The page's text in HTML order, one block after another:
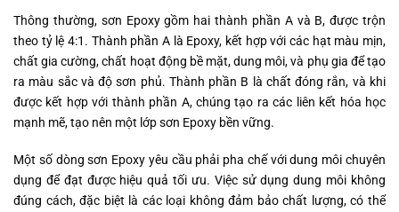
Thông thường, sơn Epoxy gồm hai thành phần A và B, được trộn
theo tỷ lệ 4:1. Thành phần A là Epoxy, kết hợp với các hạt màu mịn,
chất gia cường, chất hoạt động bề mặt, dung môi, và phụ gia để tạo
ra màu sắc và độ sơn phủ. Thành phần B là chất đóng rắn, và khi
được kết hợp với thành phần A, chúng tạo ra các liên kết hóa học
mạnh mẽ, tạo nên một lớp sơn Epoxy bền vững.
Một số dòng sơn Epoxy yêu cầu phải pha chế với dung môi chuyên
dụng để đạt được hiệu quả tối ưu. Việc sử dụng dung môi không
đúng cách, đặc biệt là các loại không đảm bảo chất lượng, có thể